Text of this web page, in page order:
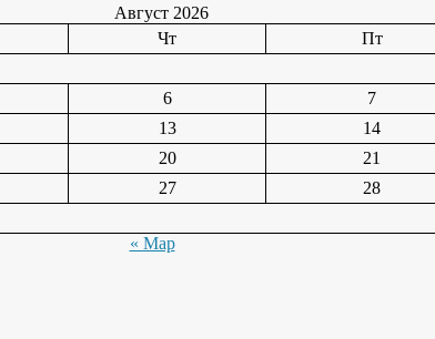
Август 2026
Чт Пт
6 7
13 14
20 21
27 28
« Мар